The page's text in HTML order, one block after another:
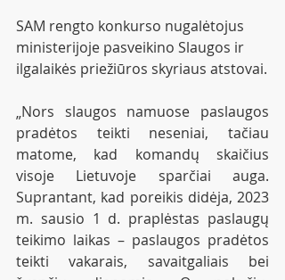
SAM rengto konkurso nugalėtojus
ministerijoje pasveikino Slaugos ir
ilgalaikės priežiūros skyriaus atstovai.
„Nors slaugos namuose paslaugos
pradėtos teikti neseniai, tačiau
matome, kad komandų skaičius
visoje Lietuvoje sparčiai auga.
Suprantant, kad poreikis didėja, 2023
m. sausio 1 d. praplėstas paslaugų
teikimo laikas – paslaugos pradėtos
teikti vakarais, savaitgaliais bei